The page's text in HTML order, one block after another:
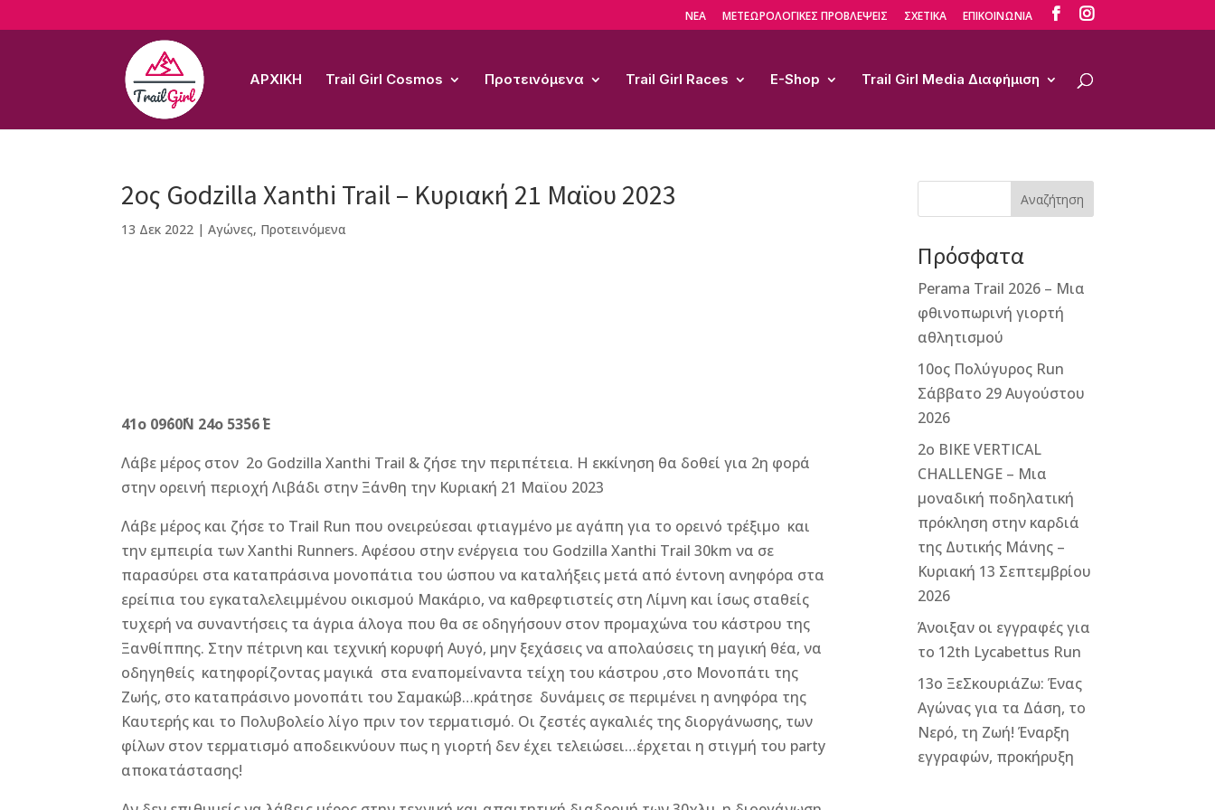
ΝΕΑ ΜΕΤΕΩΡΟΛΟΓΙΚΕΣ ΠΡΟΒΛΕΨΕΙΣ ΣΧΕΤΙΚΑ ΕΠΙΚΟΙΝΩΝΙΑ  
ΑΡΧΙΚΗ Trail Girl Cosmos Προτεινόμενα Trail Girl Races E-Shop Trail Girl Media Διαφήμιση
2ος Godzilla Xanthi Trail – Κυριακή 21 Μαϊου 2023
13 Δεκ 2022 |Αγώνες, Προτεινόμενα
b
o
o
k
n
g
e
r
st
41ο 09΄60΄΄Ν 24ο 53΄56΄΄ Ε
Λάβε μέρος στον 2ο Godzilla Xanthi Trail & ζήσε την περιπέτεια. Η εκκίνηση θα δοθεί για 2η φορά
στην ορεινή περιοχή Λιβάδι στην Ξάνθη την Κυριακή 21 Μαϊου 2023
Λάβε μέρος και ζήσε το Trail Run που ονειρεύεσαι φτιαγμένο με αγάπη για το ορεινό τρέξιμο και
την εμπειρία των Xanthi Runners. Αφέσου στην ενέργεια του Godzilla Xanthi Trail 30km να σε
παρασύρει στα καταπράσινα μονοπάτια του ώσπου να καταλήξεις μετά από έντονη ανηφόρα στα
ερείπια του εγκαταλελειμμένου οικισμού Μακάριο, να καθρεφτιστείς στη Λίμνη και ίσως σταθείς
τυχερή να συναντήσεις τα άγρια άλογα που θα σε οδηγήσουν στον προμαχώνα του κάστρου της
Ξανθίππης. Στην πέτρινη και τεχνική κορυφή Αυγό, μην ξεχάσεις να απολαύσεις τη μαγική θέα, να
οδηγηθείς κατηφορίζοντας μαγικά στα εναπομείναντα τείχη του κάστρου ,στο Μονοπάτι της
Ζωής, στο καταπράσινο μονοπάτι του Σαμακώβ…κράτησε δυνάμεις σε περιμένει η ανηφόρα της
Καυτερής και το Πολυβολείο λίγο πριν τον τερματισμό. Οι ζεστές αγκαλιές της διοργάνωσης, των
φίλων στον τερματισμό αποδεικνύουν πως η γιορτή δεν έχει τελειώσει…έρχεται η στιγμή του party
αποκατάστασης!
Αναζήτηση
Πρόσφατα
Perama Trail 2026 – Μια
φθινοπωρινή γιορτή
αθλητισμού
10ος Πολύγυρος Run
Σάββατο 29 Αυγούστου
2026
2ο ΒΙΚΕ VERTICAL
CHALLENGE – Μια
μοναδική ποδηλατική
πρόκληση στην καρδιά
της Δυτικής Μάνης –
Κυριακή 13 Σεπτεμβρίου
2026
Άνοιξαν οι εγγραφές για
το 12th Lycabettus Run
13ο ΞεΣκουριάΖω: Ένας
Αγώνας για τα Δάση, το
Νερό, τη Ζωή! Έναρξη
εγγραφών, προκήρυξη